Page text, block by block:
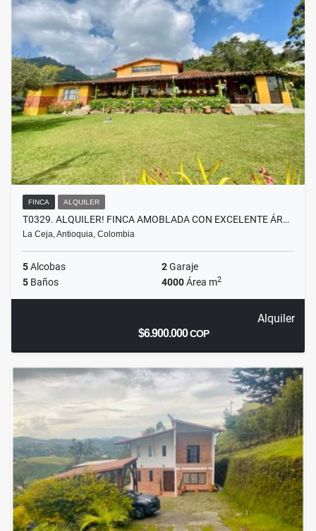
FINCA ALQUILER
T0329. ALQUILER! FINCA AMOBLADA CON EXCELENTE ÁR…
La Ceja, Antioquia, Colombia
5Alcobas 2Garaje
5 Baños 4000Área m2
Alquiler
$6.900.000COP